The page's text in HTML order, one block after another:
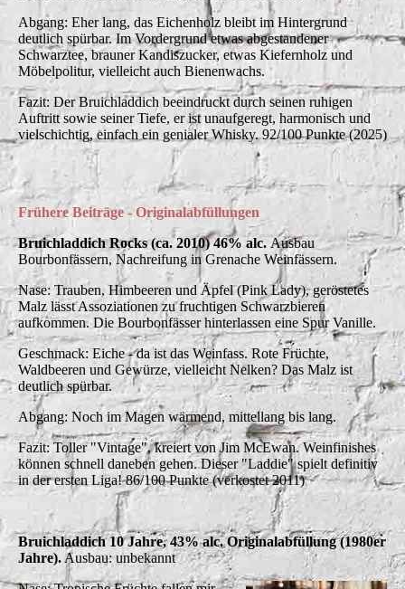
Abgang: Eher lang, das Eichenholz bleibt im Hintergrund
deutlich spürbar. Im Vordergrund etwas abgestandener
Schwarztee, brauner Kandiszucker, etwas Kiefernholz und
Möbelpolitur, vielleicht auch Bienenwachs.
Fazit: Der Bruichladdich beeindruckt durch seinen ruhigen
Auftritt sowie seiner Tiefe, er ist unaufgeregt, harmonisch und
vielschichtig, einfach ein genialer Whisky. 92/100 Punkte (2025)
Frühere Beiträge - Originalabfüllungen
Bruichladdich Rocks (ca. 2010) 46% alc.Ausbau
Bourbonfässern, Nachreifung in Grenache Weinfässern.
Nase: Trauben, Himbeeren und Äpfel (Pink Lady), geröstetes
Malz lässt Assoziationen zu fruchtigen Schwarzbieren
aufkommen. Die Bourbonfässer hinterlassen eine Spur Vanille.
Geschmack: Eiche - da ist das Weinfass. Rote Früchte,
Waldbeeren und Gewürze, vielleicht Nelken? Das Malz ist
deutlich spürbar.
Abgang: Noch im Magen wärmend, mittellang bis lang.
Fazit: Toller "Vintage", kreiert von Jim McEwan. Weinfinishes
können schnell daneben gehen. Dieser "Laddie" spielt definitiv
in der ersten Liga! 86/100 Punkte (verkostet 2011)
Bruichladdich 10 Jahre, 43% alc. Originalabfüllung (1980er
Jahre).Ausbau: unbekannt